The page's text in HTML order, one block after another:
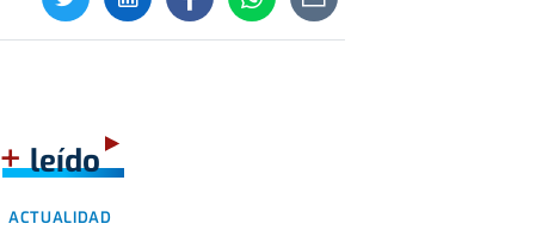
+leído
ACTUALIDAD